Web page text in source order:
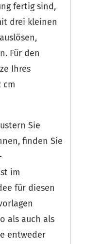
fertig sind,
drei kleinen
Für den
Ihres
cm
Sie
finden Sie
im
für diesen
als auch als
entweder